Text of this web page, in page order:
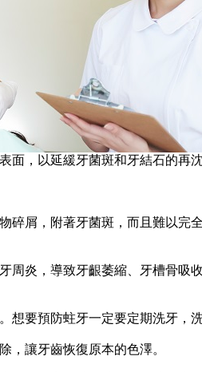
，以延緩牙菌斑和牙結石的再沈
，附著牙菌斑，而且難以完
炎，導致牙齦萎縮、牙槽骨吸
要預防蛀牙一定要定期洗牙，
讓牙齒恢復原本的色澤。